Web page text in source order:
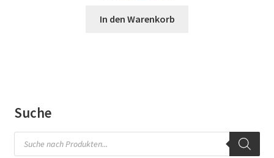
In den Warenkorb
Suche
Products
search